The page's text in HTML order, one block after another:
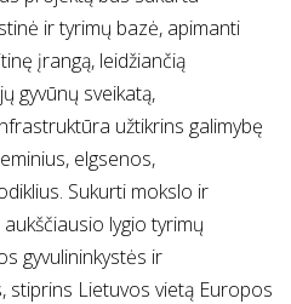
ir tyrimų bazė, apimanti
įrangą, leidžiančią
gyvūnų sveikatą,
užtikrins galimybę
elgsenos,
Sukurti mokslo ir
lygio tyrimų
gyvulininkystės ir
stiprins Lietuvos vietą Europos